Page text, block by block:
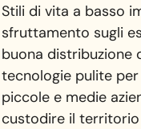
Stili di vita a basso
sfruttamento sugli
buona distribuzione
tecnologie pulite
piccole e medie
custodire il